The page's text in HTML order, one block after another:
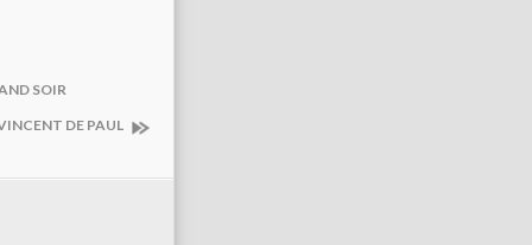
SOIR
DE PAUL